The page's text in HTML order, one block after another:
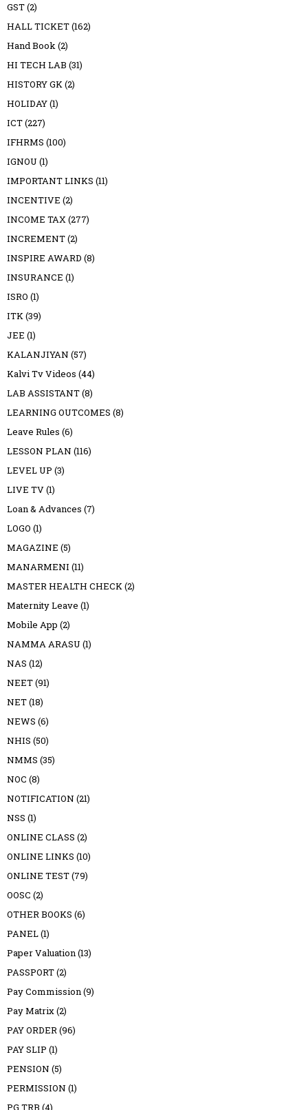
GST(2)
HALL TICKET(162)
Hand Book(2)
HI TECH LAB (31)
HISTORY GK(2)
HOLIDAY(1)
ICT(227)
IFHRMS (100)
IGNOU (1)
IMPORTANT LINKS (11)
INCENTIVE (2)
INCOME TAX(277)
INCREMENT(2)
INSPIRE AWARD (8)
INSURANCE (1)
ISRO (1)
ITK(39)
JEE (1)
KALANJIYAN (57)
Kalvi Tv Videos (44)
LAB ASSISTANT(8)
LEARNING OUTCOMES (8)
Leave Rules (6)
LESSON PLAN (116)
LEVEL UP (3)
LIVE TV(1)
Loan & Advances (7)
LOGO (1)
MAGAZINE (5)
MANARMENI (11)
MASTER HEALTH CHECK(2)
Maternity Leave (1)
Mobile App (2)
NAMMA ARASU (1)
NAS (12)
NEET(91)
NET(18)
NEWS (6)
NHIS (50)
NMMS (35)
NOC (8)
NOTIFICATION (21)
NSS (1)
ONLINE CLASS (2)
ONLINE LINKS (10)
ONLINE TEST(79)
OOSC (2)
OTHER BOOKS (6)
PANEL(1)
Paper Valuation(13)
PASSPORT(2)
Pay Commission(9)
Pay Matrix(2)
PAY ORDER(96)
PAY SLIP (1)
PENSION (5)
PERMISSION (1)
PG TRB (4)